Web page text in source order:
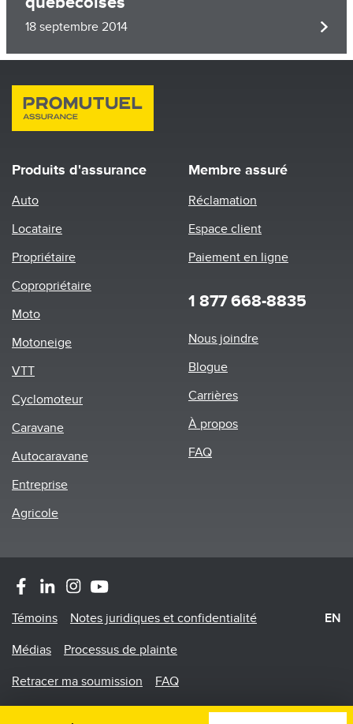
18 septembre 2014
Produits d'assurance
Auto
Locataire
Propriétaire
Copropriétaire
Moto
Motoneige
VTT
Cyclomoteur
Caravane
Autocaravane
Entreprise
Agricole
Membre assuré
Réclamation
Espace client
Paiement en ligne
1 877 668-8835
Footer
Nous joindre
Blogue
Carrières
À propos
FAQ
Footer
Menu
Témoins
Notes juridiques et confidentialité
Médias
Processus de plainte
Retracer ma soumission
FAQ
EN
©2026 Promutuel Assurance est une agence en assurance